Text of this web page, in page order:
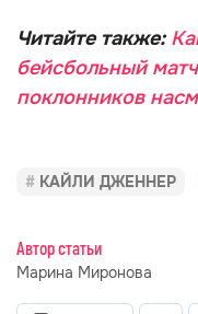
Читайте также:
бейсбольный
поклонников
КАЙЛИ ДЖЕННЕР
Автор статьи
Марина Миронова